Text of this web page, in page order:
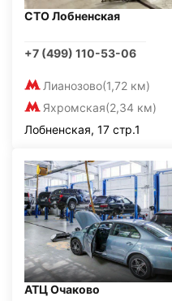
СТО Лобненская
+7 (499) 110-53-06
Лианозово(1,72 км)
Яхромская(2,34 км)
Лобненская, 17 стр.1
АТЦ Очаково